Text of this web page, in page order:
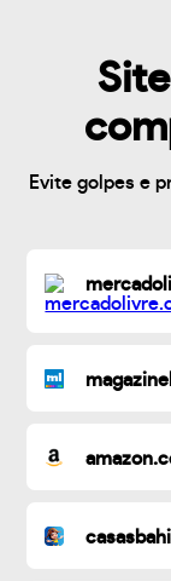
Evite golpes e